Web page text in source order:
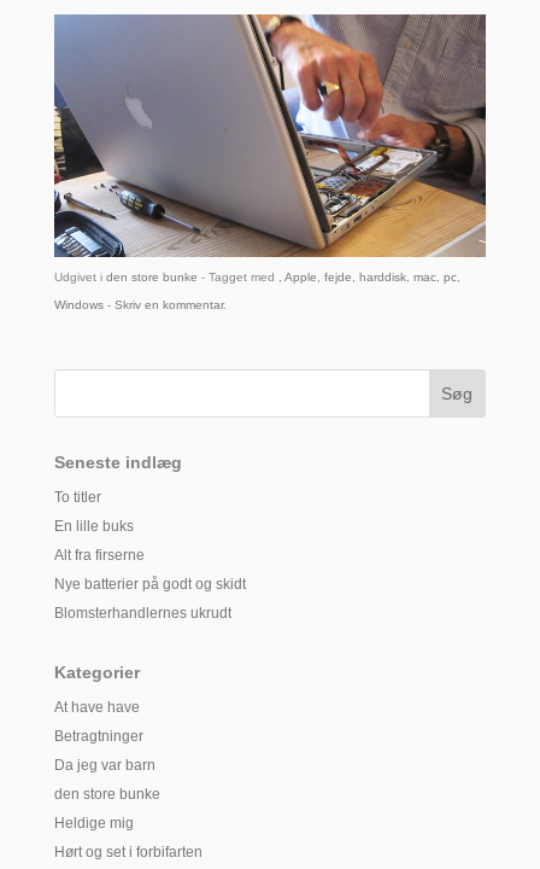
Udgivet i den store bunke - Tagget med , Apple fejde harddisk, mac, pc,
Windows- Skriv en kommentar.
Seneste indlæg
To titler
En lille buks
Alt fra firserne
Nye batterier på godt og skidt
Blomsterhandlernes ukrudt
Kategorier
At have have
Betragtninger
Da jeg var barn
den store bunke
Heldige mig
Hørt og set i forbifarten